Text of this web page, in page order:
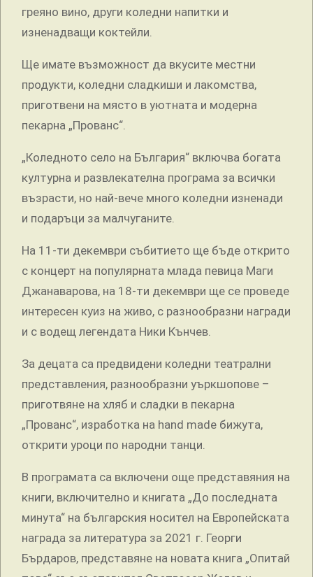
греяно вино, други коледни напитки и
изненадващи коктейли.
Ще имате възможност да вкусите местни
продукти, коледни сладкиши и лакомства,
приготвени на място в уютната и модерна
пекарна „Прованс“.
„Коледното село на България“ включва богата
културна и развлекателна програма за всички
възрасти, но най-вече много коледни изненади
и подаръци за малчуганите.
На 11-ти декември събитието ще бъде открито
с концерт на популярната млада певица Маги
Джанаварова, на 18-ти декември ще се проведе
интересен куиз на живо, с разнообразни награди
и с водещ легендата Ники Кънчев.
За децата са предвидени коледни театрални
представления, разнообразни уъркшопове –
приготвяне на хляб и сладки в пекарна
„Прованс“, изработка на hand made бижута,
открити уроци по народни танци.
В програмата са включени още представяния на
книги, включително и книгата „До последната
минута“ на българския носител на Европейската
награда за литература за 2021 г. Георги
Бърдаров, представяне на новата книга „Опитай